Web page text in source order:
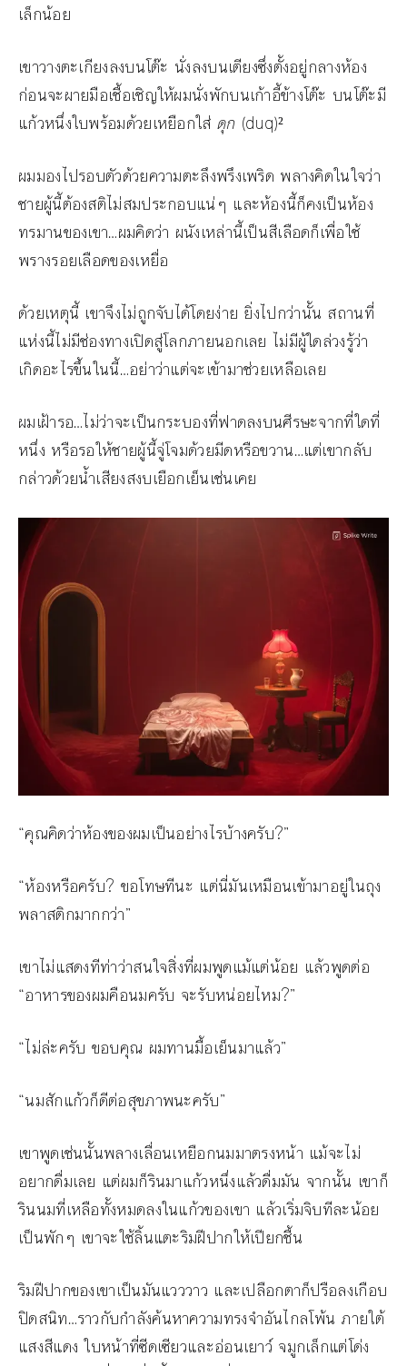
เล็กน้อย
เขาวางตะเกียงลงบนโต๊ะ นั่งลงบนเตียงซึ่งตั้งอยู่กลางห้อง
ก่อนจะผายมือเชื้อเชิญให้ผมนั่งพักบนเก้าอี้ข้างโต๊ะ บนโต๊ะมี
แก้วหนึ่งใบพร้อมด้วยเหยือกใส่ ดุก (duq)²
ผมมองไปรอบตัวด้วยความตะลึงพรึงเพริด พลางคิดในใจว่า
ชายผู้นี้ต้องสติไม่สมประกอบแน่ๆ และห้องนี้ก็คงเป็นห้อง
ทรมานของเขา…ผมคิดว่า ผนังเหล่านี้เป็นสีเลือดก็เพื่อใช้
พรางรอยเลือดของเหยื่อ
ด้วยเหตุนี้ เขาจึงไม่ถูกจับได้โดยง่าย ยิ่งไปกว่านั้น สถานที่
แห่งนี้ไม่มีช่องทางเปิดสู่โลกภายนอกเลย ไม่มีผู้ใดล่วงรู้ว่า
เกิดอะไรขึ้นในนี้…อย่าว่าแต่จะเข้ามาช่วยเหลือเลย
ผมเฝ้ารอ…ไม่ว่าจะเป็นกระบองที่ฟาดลงบนศีรษะจากที่ใดที่
หนึ่ง หรือรอให้ชายผู้นี้จู่โจมด้วยมีดหรือขวาน…แต่เขากลับ
กล่าวด้วยน้ำเสียงสงบเยือกเย็นเช่นเคย
“คุณคิดว่าห้องของผมเป็นอย่างไรบ้างครับ?”
“ห้องหรือครับ? ขอโทษทีนะ แต่นี่มันเหมือนเข้ามาอยู่ในถุง
พลาสติกมากกว่า”
เขาไม่แสดงทีท่าว่าสนใจสิ่งที่ผมพูดแม้แต่น้อย แล้วพูดต่อ
“อาหารของผมคือนมครับ จะรับหน่อยไหม?”
“ไม่ล่ะครับ ขอบคุณ ผมทานมื้อเย็นมาแล้ว”
“นมสักแก้วก็ดีต่อสุขภาพนะครับ”
เขาพูดเช่นนั้นพลางเลื่อนเหยือกนมมาตรงหน้า แม้จะไม่
อยากดื่มเลย แต่ผมก็รินมาแก้วหนึ่งแล้วดื่มมัน จากนั้น เขาก็
รินนมที่เหลือทั้งหมดลงในแก้วของเขา แล้วเริ่มจิบทีละน้อย
เป็นพักๆ เขาจะใช้ลิ้นแตะริมฝีปากให้เปียกชื้น
ริมฝีปากของเขาเป็นมันแวววาว และเปลือกตาก็ปรือลงเกือบ
ปิดสนิท…ราวกับกำลังค้นหาความทรงจำอันไกลโพ้น ภายใต้
แสงสีแดง ใบหน้าที่ซีดเซียวและอ่อนเยาว์ จมูกเล็กแต่โด่ง